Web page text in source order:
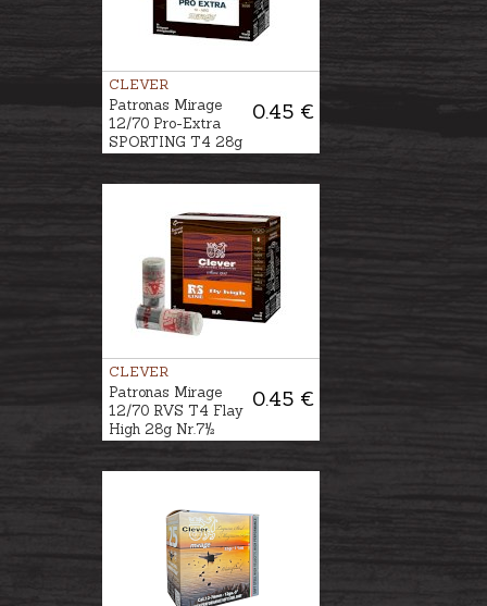
CLEVER
0.45 €
Patronas Mirage
12/70 Pro-Extra
SPORTING T4 28g
CLEVER
0.45 €
Patronas Mirage
12/70 RVS T4 Flay
High 28g Nr.7½